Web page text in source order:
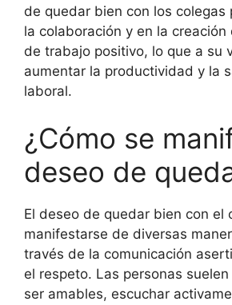
de quedar bien con los colegas
la colaboración y en la
de trabajo positivo, lo que a su
aumentar la productividad y la
laboral.
¿Cómo se
deseo de
El deseo de quedar bien con el
manifestarse de diversas
través de la comunicación
el respeto. Las personas
ser amables, escuchar